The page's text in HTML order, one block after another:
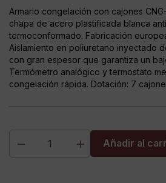
Armario congelación con cajones
chapa de acero plastificada blanca
termoconformado. Fabricación
Aislamiento en poliuretano inyectado
con gran espesor que garantiza un
Termómetro analógico y termostato
congelación rápida. Dotación: 7
Añadir al